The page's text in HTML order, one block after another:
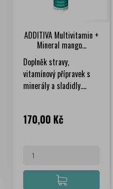
ADDITIVA Multivitamin +
Mineral mango...
Doplněk stravy,
vitamínový přípravek s
minerály a sladidly....
Cena
170,00 Kč